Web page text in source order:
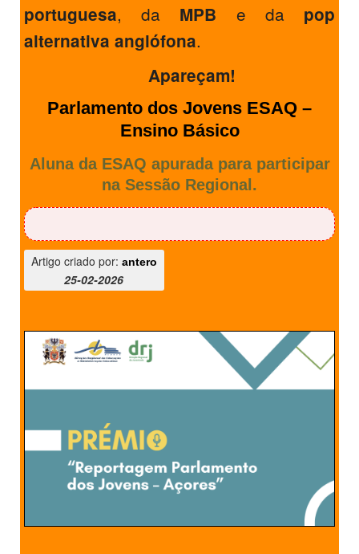
portuguesa, da MPB e da pop
alternativa anglófona.
Apareçam!
Parlamento dos Jovens ESAQ –
Ensino Básico
Aluna da ESAQ apurada para participar
na Sessão Regional.
Artigo criado por: antero
25-02-2026